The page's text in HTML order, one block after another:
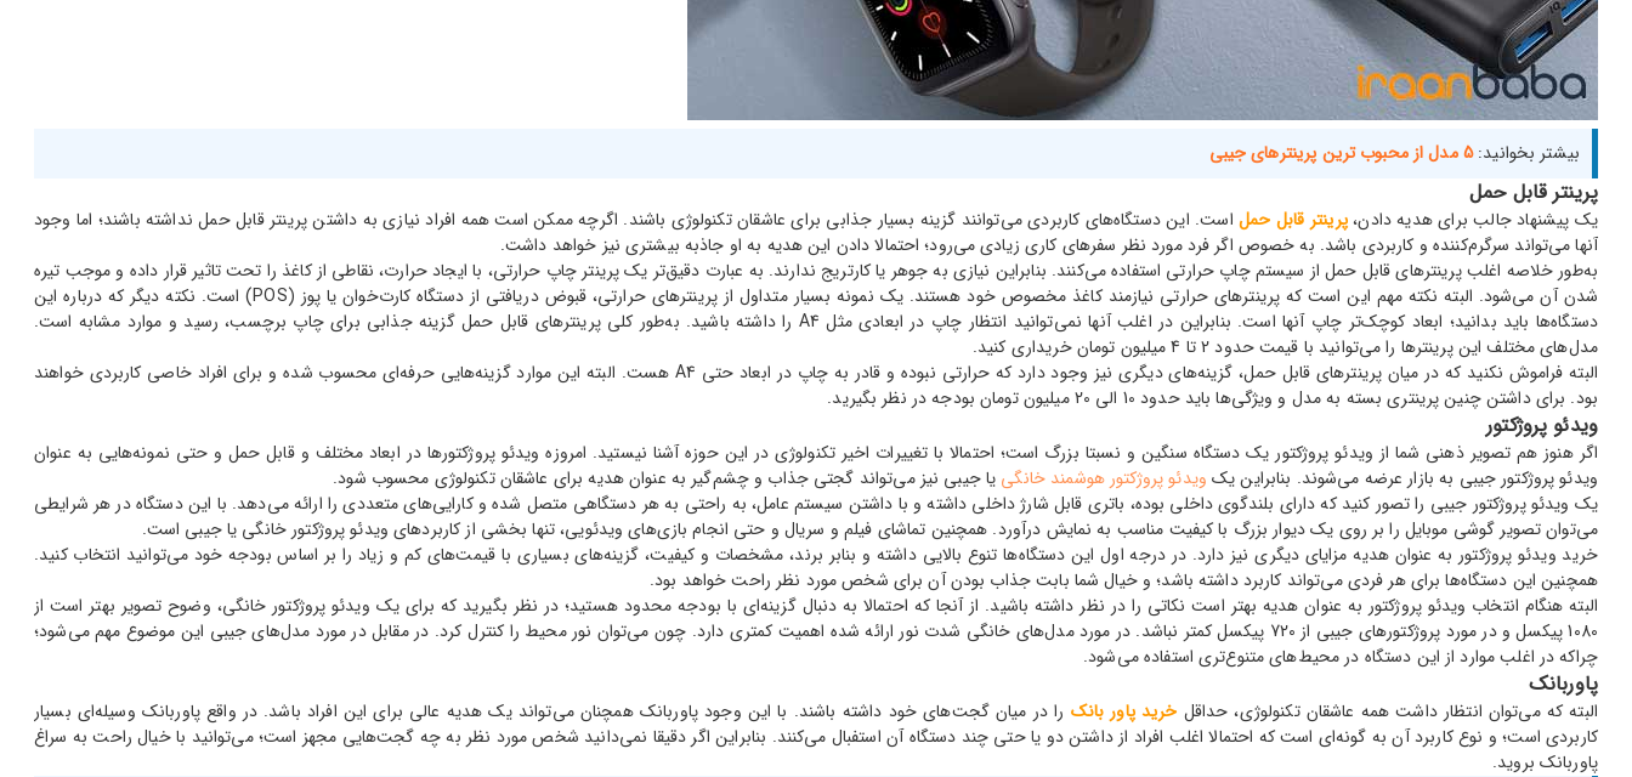
بیشتر بخوانید:5 مدل از محبوب ترین پرینترهای جیبی
پرینتر قابل حمل
یک پیشنهاد جالب برای هدیه دادن،پرینتر قابل حملاست. این دستگاه‌های کاربردی می‌توانند گزینه بسیار جذابی برای عاشقان تکنولوژی باشند. اگرچه ممکن است همه افراد نیازی به داشتن پرینتر قابل حمل نداشته باشند؛ اما وجود
آنها می‌تواند سرگرم‌کننده و کاربردی باشد. به خصوص اگر فرد مورد نظر سفرهای کاری زیادی می‌رود؛ احتمالا دادن این هدیه به او جاذبه بیشتری نیز خواهد داشت.
به‌طور خلاصه اغلب پرینترهای قابل حمل از سیستم چاپ حرارتی استفاده می‌کنند. بنابراین نیازی به جوهر یا کارتریج ندارند. به عبارت دقیق‌تر یک پرینتر چاپ حرارتی، با ایجاد حرارت، نقاطی از کاغذ را تحت تاثیر قرار داده و موجب تیره
شدن آن می‌شود. البته نکته مهم این است که پرینترهای حرارتی نیازمند کاغذ مخصوص خود هستند. یک نمونه بسیار متداول از پرینترهای حرارتی، قبوض دریافتی از دستگاه کارت‌خوان یا پوز (POS) است. نکته دیگر که درباره این
دستگاه‌ها باید بدانید؛ ابعاد کوچک‌تر چاپ آنها است. بنابراین در اغلب آنها نمی‌توانید انتظار چاپ در ابعادی مثل A4 را داشته باشید. به‌طور کلی پرینترهای قابل حمل گزینه جذابی برای چاپ برچسب، رسید و موارد مشابه است.
مدل‌های مختلف این پرینترها را می‌توانید با قیمت حدود 2 تا 4 میلیون تومان خریداری کنید.
البته فراموش نکنید که در میان پرینترهای قابل حمل، گزینه‌های دیگری نیز وجود دارد که حرارتی نبوده و قادر به چاپ در ابعاد حتی A4 هست. البته این موارد گزینه‌هایی حرفه‌ای محسوب شده و برای افراد خاصی کاربردی خواهند
بود. برای داشتن چنین پرینتری بسته به مدل و ویژگی‌ها باید حدود 10 الی 20 میلیون تومان بودجه در نظر بگیرید.
ویدئو پروژکتور
اگر هنوز هم تصویر ذهنی شما از ویدئو پروژکتور یک دستگاه سنگین و نسبتا بزرگ است؛ احتمالا با تغییرات اخیر تکنولوژی در این حوزه آشنا نیستید. امروزه ویدئو پروژکتورها در ابعاد مختلف و قابل حمل و حتی نمونه‌هایی به عنوان
ویدئو پروژکتور جیبی به بازار عرضه می‌شوند. بنابراین یک ویدئو پروژکتور هوشمند خانگی یا جیبی نیز می‌تواند گجتی جذاب و چشم‌گیر به عنوان هدیه برای عاشقان تکنولوژی محسوب شود.
یک ویدئو پروژکتور جیبی را تصور کنید که دارای بلندگوی داخلی بوده، باتری قابل شارژ داخلی داشته و با داشتن سیستم عامل، به راحتی به هر دستگاهی متصل شده و کارایی‌های متعددی را ارائه می‌دهد. با این دستگاه در هر شرایطی
می‌توان تصویر گوشی موبایل را بر روی یک دیوار بزرگ با کیفیت مناسب به نمایش درآورد. همچنین تماشای فیلم و سریال و حتی انجام بازی‌های ویدئویی، تنها بخشی از کاربردهای ویدئو پروژکتور خانگی یا جیبی است.
خرید ویدئو پروژکتور به عنوان هدیه مزایای دیگری نیز دارد. در درجه اول این دستگاه‌ها تنوع بالایی داشته و بنابر برند، مشخصات و کیفیت، گزینه‌های بسیاری با قیمت‌های کم و زیاد را بر اساس بودجه خود می‌توانید انتخاب کنید.
همچنین این دستگاه‌ها برای هر فردی می‌تواند کاربرد داشته باشد؛ و خیال شما بابت جذاب بودن آن برای شخص مورد نظر راحت خواهد بود.
البته هنگام انتخاب ویدئو پروژکتور به عنوان هدیه بهتر است نکاتی را در نظر داشته باشید. از آنجا که احتمالا به دنبال گزینه‌ای با بودجه محدود هستید؛ در نظر بگیرید که برای یک ویدئو پروژکتور خانگی، وضوح تصویر بهتر است از
1080 پیکسل و در مورد پروژکتورهای جیبی از 720 پیکسل کمتر نباشد. در مورد مدل‌های خانگی شدت نور ارائه شده اهمیت کمتری دارد. چون می‌توان نور محیط را کنترل کرد. در مقابل در مورد مدل‌های جیبی این موضوع مهم می‌شود؛
چراکه در اغلب موارد از این دستگاه در محیط‌های متنوع‌تری استفاده می‌شود.
پاوربانک
البته که می‌توان انتظار داشت همه عاشقان تکنولوژی، حداقل خرید پاور بانک را در میان گجت‌‌های خود داشته باشند. با این وجود پاوربانک همچنان می‌تواند یک هدیه عالی برای این افراد باشد. در واقع پاوربانک وسیله‌ای بسیار
کاربردی است؛ و نوع کاربرد آن به گونه‌ای است که احتمالا اغلب افراد از داشتن دو یا حتی چند دستگاه آن استفبال می‌کنند. بنابراین اگر دقیقا نمی‌دانید شخص مورد نظر به چه گجت‌هایی مجهز است؛ می‌توانید با خیال راحت به سراغ
پاوربانک بروید.